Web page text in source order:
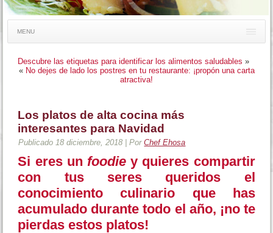
MENU
Descubre las etiquetas para identificar los alimentos saludables »
« No dejes de lado los postres en tu restaurante: ¡propón una carta
atractiva!
Los platos de alta cocina más
interesantes para Navidad
Publicado 18 diciembre, 2018 |Por Chef Ehosa
Si eres un foodie y quieres compartir
con tus seres queridos el
conocimiento culinario que has
acumulado durante todo el año, ¡no te
pierdas estos platos!